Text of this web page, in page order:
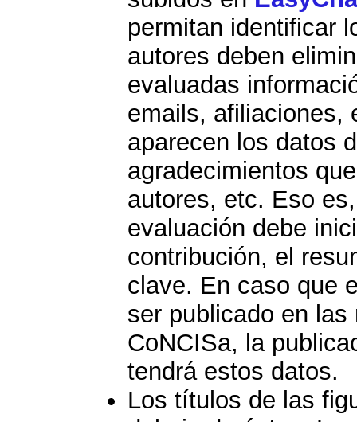
permitan identificar
autores deben
evaluadas
emails, afiliaciones,
aparecen los datos
agradecimientos
autores, etc. Eso
evaluación debe
contribución, el
clave. En caso que
ser publicado en
CoNCISa, la
tendrá estos datos.
Los títulos de las